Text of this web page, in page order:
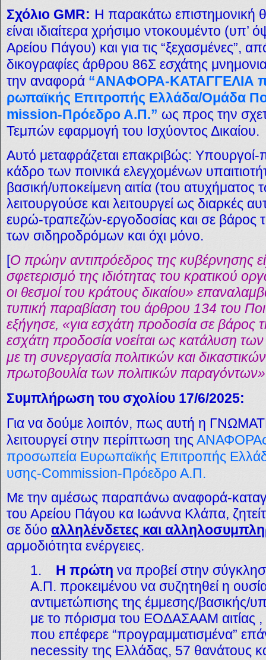
Σχόλιο GMR: Η παρακάτω επιστημονική
είναι ιδιαίτερα χρήσιμο ντοκουμέντο (υπ’
Αρείου Πάγου) και για τις “ξεχασμένες”,
δικογραφίες άρθρου 86Σ εσχάτης
την αναφορά “ΑΝΑΦΟΡΑ-ΚΑΤΑΓΓΕΛΙΑ
ρωπαϊκής Επιτροπής Ελλάδα/Ομάδα
mission-Πρόεδρο Α.Π.” ως προς την
Τεμπών εφαρμογή του Ισχύοντος Δικαίου.
Αυτό μεταφράζεται επακριβώς:
κάδρο των ποινικά ελεγχομένων
βασική/υποκείμενη αιτία (του
λειτουργούσε και λειτουργεί ως διαρκές
ευρώ-τραπεζών-εργοδοσίας και σε βάρος
των σιδηροδρόμων και όχι μόνο.
[Ο πρώην αντιπρόεδρος της κυβέρνησης
σφετερισμό της ιδιότητας του κρατικού
οι θεσμοί του κράτους δικαίου»
τυπική παραβίαση του άρθρου 134 του
εξήγησε, «για εσχάτη προδοσία σε βάρος
εσχάτη προδοσία νοείται ως κατάλυση
με τη συνεργασία πολιτικών και
πρωτοβουλία των πολιτικών παραγόντων»
Συμπλήρωση του σχολίου 17/6/2025:
Για να δούμε λοιπόν, πως αυτή η
λειτουργεί στην περίπτωση της
προσωπεία Ευρωπαϊκής Επιτροπής
υσης-Commission-Πρόεδρο Α.Π.
Με την αμέσως παραπάνω αναφορά-
του Αρείου Πάγου κα Ιωάννα Κλάπα,
σε δύο αλληλένδετες και
αρμοδιότητα ενέργειες.
1. Η πρώτη να προβεί στην
Α.Π. προκειμένου να συζητηθεί η
αντιμετώπισης της έμμεσης/βασικής/
με το πόρισμα του ΕΟΔΑΣΑΑΜ αιτίας
που επέφερε “προγραμματισμένα”
necessity της Ελλάδας, 57 θανάτους